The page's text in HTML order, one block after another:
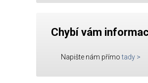
Chybí vám
Napište nám přímo tady >